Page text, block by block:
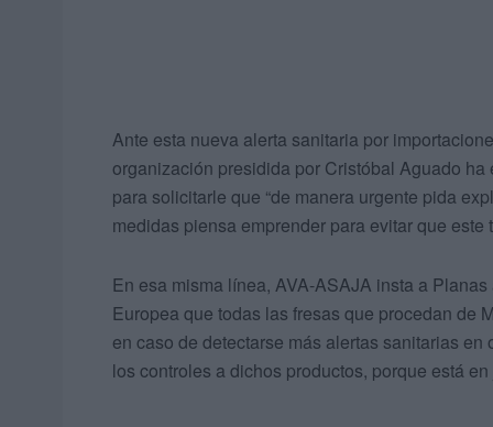
Ante esta nueva alerta sanitaria por
organización presidida por Cristóbal Aguado
para solicitarle que “de manera urgente pida
medidas piensa emprender para evitar que
En esa misma línea, AVA-ASAJA insta a
Europea que todas las fresas que procedan de
en caso de detectarse más alertas sanitarias
los controles a dichos productos, porque está